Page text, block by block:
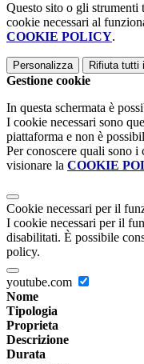
Questo sito o gli
cookie necessari al
COOKIE POLICY.
Personalizza Rifiuta tutti
Gestione cookie
In questa schermata è
I cookie necessari sono
piattaforma e non è
Per conoscere quali sono i
visionare la COOKIE
Cookie necessari per il
I cookie necessari per il
disabilitati. È possibile
policy.
youtube.com
Nome
Tipologia
Proprieta
Descrizione
Durata